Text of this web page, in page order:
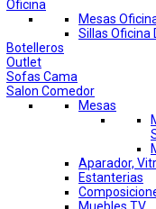
Oficina
Mesas
Sillas Oficina
Botelleros
Outlet
Sofas Cama
Salon Comedor
Mesas
Aparador,
Estanterias